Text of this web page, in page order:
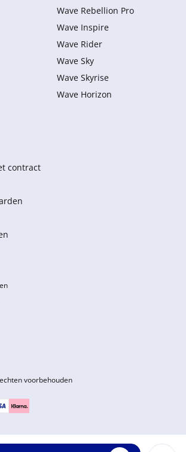
Wave Rebellion Pro
Wave Inspire
Wave Rider
Wave Sky
Wave Skyrise
Wave Horizon
contract
voorbehouden